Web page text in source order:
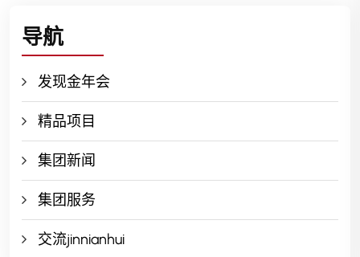
导航
发现金年会
精品项目
集团新闻
集团服务
交流jinnianhui